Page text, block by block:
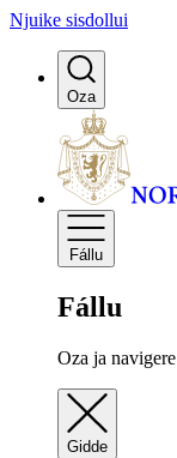
Njuike sisdollui
Oza
Fállu
Fállu
Oza ja navigere
Gidde